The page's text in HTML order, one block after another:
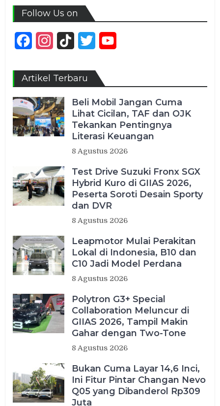
Follow Us on
FacebookInstagram
TikTok Twitter
Artikel Terbaru
Beli Mobil Jangan Cuma
Lihat Cicilan, TAF dan OJK
Tekankan Pentingnya
Literasi Keuangan
8 Agustus 2026
Test Drive Suzuki Fronx SGX
Hybrid Kuro di GIIAS 2026,
Peserta Soroti Desain Sporty
dan DVR
8 Agustus 2026
Leapmotor Mulai Perakitan
Lokal di Indonesia, B10 dan
C10 Jadi Model Perdana
8 Agustus 2026
Polytron G3+ Special
Collaboration Meluncur di
GIIAS 2026, Tampil Makin
Gahar dengan Two-Tone
8 Agustus 2026
Bukan Cuma Layar 14,6 Inci,
Ini Fitur Pintar Changan Nevo
Q05 yang Dibanderol Rp309
Juta